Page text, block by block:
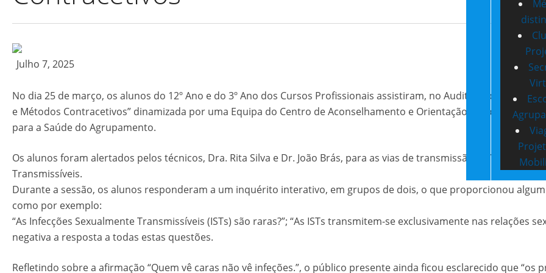
Julho 7, 2025
No dia 25 de março, os alunos do 12º Ano e do 3º Ano dos Cursos Profissionais assistiram, no Auditório da Escola
e Métodos Contracetivos” dinamizada por uma Equipa do Centro de Aconselhamento e Orientação de Jovens de
para a Saúde do Agrupamento.
Os alunos foram alertados pelos técnicos, Dra. Rita Silva e Dr. João Brás, para as vias de transmissão do VIH e
Transmissíveis.
Durante a sessão, os alunos responderam a um inquérito interativo, em grupos de dois, o que proporcionou
como por exemplo:
“As Infecções Sexualmente Transmissíveis (ISTs) são raras?”; “As ISTs transmitem-se exclusivamente nas relações
negativa a resposta a todas estas questões.
Refletindo sobre a afirmação “Quem vê caras não vê infeções.”, o público presente ainda ficou esclarecido que